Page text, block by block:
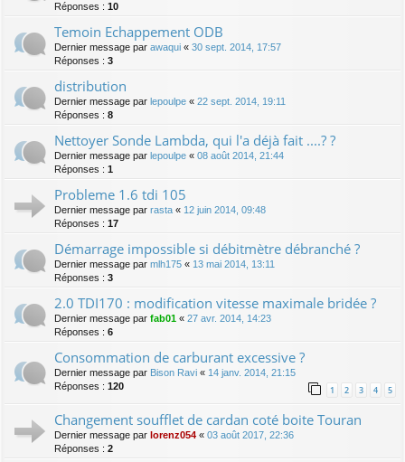
Réponses : 10
Temoin Echappement ODB
Dernier message par awaqui « 30 sept. 2014, 17:57
Réponses : 3
distribution
Dernier message par lepoulpe « 22 sept. 2014, 19:11
Réponses : 8
Nettoyer Sonde Lambda, qui l'a déjà fait ....? ?
Dernier message par lepoulpe « 08 août 2014, 21:44
Réponses : 1
Probleme 1.6 tdi 105
Dernier message par rasta « 12 juin 2014, 09:48
Réponses : 17
Démarrage impossible si débitmètre débranché ?
Dernier message par mlh175 « 13 mai 2014, 13:11
Réponses : 3
2.0 TDI170 : modification vitesse maximale bridée ?
Dernier message par fab01 « 27 avr. 2014, 14:23
Réponses : 6
Consommation de carburant excessive ?
Dernier message par Bison Ravi « 14 janv. 2014, 21:15
Réponses : 120 1 2 3 4 5
Changement soufflet de cardan coté boite Touran
Dernier message par lorenz054 « 03 août 2017, 22:36
Réponses : 2